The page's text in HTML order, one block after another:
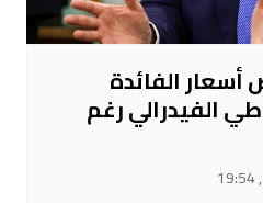
الفائدة
الفيدرالي رغم